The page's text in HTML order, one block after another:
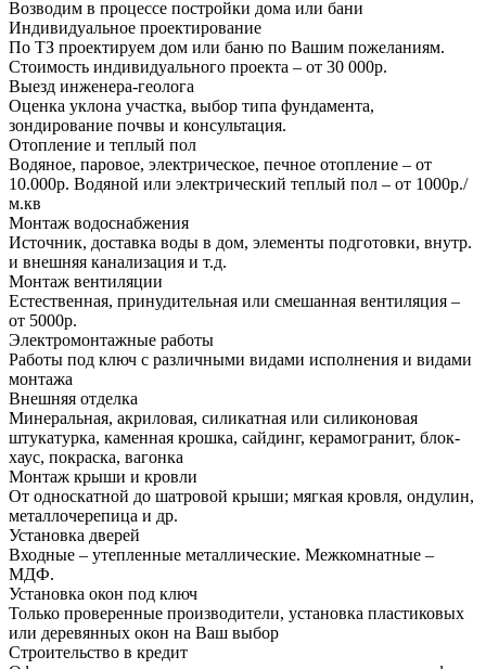
Возводим в процессе постройки дома или бани
Индивидуальное проектирование
По ТЗ проектируем дом или баню по Вашим пожеланиям.
Стоимость индивидуального проекта – от 30 000р.
Выезд инженера-геолога
Оценка уклона участка, выбор типа фундамента,
зондирование почвы и консультация.
Отопление и теплый пол
Водяное, паровое, электрическое, печное отопление – от
10.000р. Водяной или электрический теплый пол – от 1000р./
м.кв
Монтаж водоснабжения
Источник, доставка воды в дом, элементы подготовки, внутр.
и внешняя канализация и т.д.
Монтаж вентиляции
Естественная, принудительная или смешанная вентиляция –
от 5000р.
Электромонтажные работы
Работы под ключ с различными видами исполнения и видами
монтажа
Внешняя отделка
Минеральная, акриловая, силикатная или силиконовая
штукатурка, каменная крошка, сайдинг, керамогранит, блок-
хаус, покраска, вагонка
Монтаж крыши и кровли
От односкатной до шатровой крыши; мягкая кровля, ондулин,
металлочерепица и др.
Установка дверей
Входные – утепленные металлические. Межкомнатные –
МДФ.
Установка окон под ключ
Только проверенные производители, установка пластиковых
или деревянных окон на Ваш выбор
Строительство в кредит